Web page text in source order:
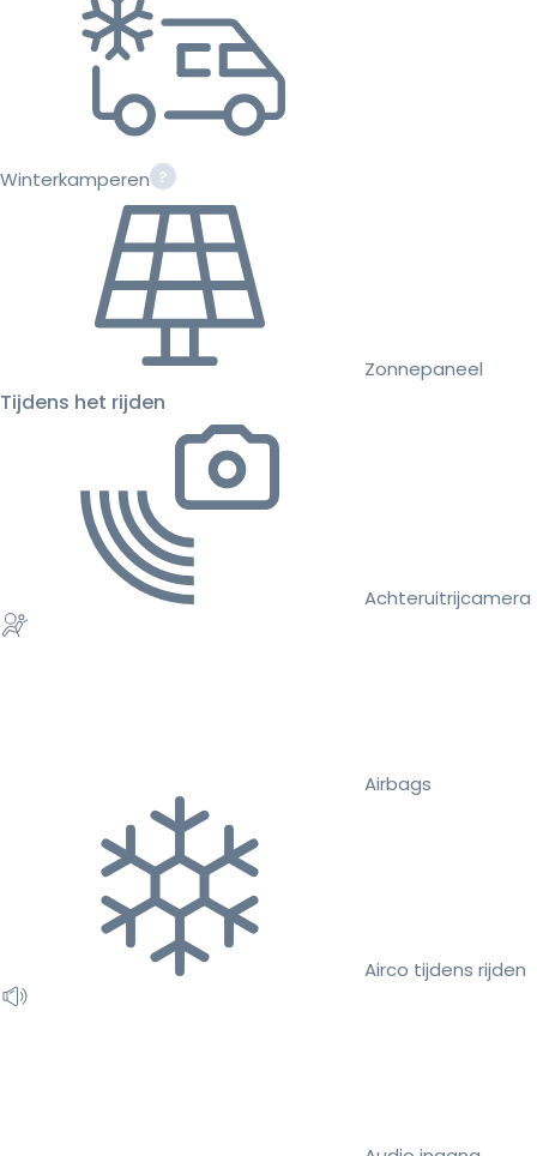
Winterkamperen
Zonnepaneel
Tijdens het rijden
Achteruitrijcamera
Airbags
Airco tijdens rijden